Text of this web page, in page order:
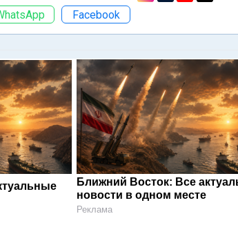
Facebook
Ближний Восток: Все
новости в одном месте
Реклама